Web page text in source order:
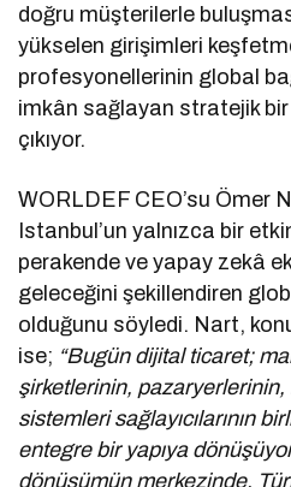
doğru müşterilerle
yükselen girişimleri
profesyonellerinin global
imkân sağlayan stratejik
çıkıyor.
WORLDEF CEO’su Ömer
Istanbul’un yalnızca bir
perakende ve yapay zekâ
geleceğini şekillendiren
olduğunu söyledi. Nart,
ise; “Bugün dijital ticaret;
şirketlerinin,
sistemleri sağlayıcılarının
entegre bir yapıya
dönüşümün merkezinde,